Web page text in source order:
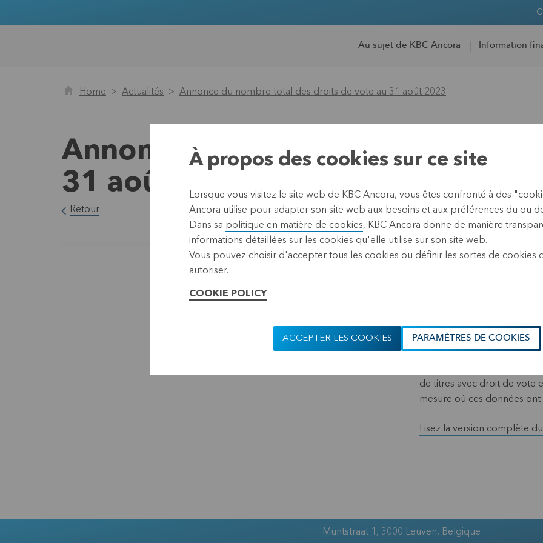
Au sujet de KBC Ancora Information
Home Actualités Annonce du nombre total des droits de vote au 31 août 2023
Annonce du nombre total des
31 août 2023
Retour
01 septembre 2023
Publication conformément
du nombre total de droits
situation au 31 août 2023.
KBC Ancora publie chaque
communiqué de presse le
de titres avec droit de vote
mesure où ces données
Lisez la version complète
Muntstraat 1, 3000 Leuven, Belgique
À propos des cookies sur ce site
Lorsque vous visitez le site web de KBC Ancora, vous êtes confronté à des
Ancora utilise pour adapter son site web aux besoins et aux préférences du ou
Dans sa politique en matière de cookies, KBC Ancora donne de manière
informations détaillées sur les cookies qu'elle utilise sur son site web.
Vous pouvez choisir d'accepter tous les cookies ou définir les sortes de cookies
autoriser.
COOKIE POLICY
ACCEPTER LES COOKIES PARAMÈTRES DE COOKIES